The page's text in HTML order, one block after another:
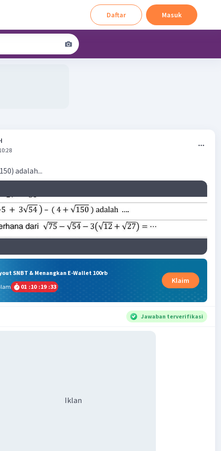
Daftar Masuk
adalah...
SNBT & Menangkan E-Wallet 100rb
01 :10 :19 :32
Klaim
Jawaban terverifikasi
Iklan